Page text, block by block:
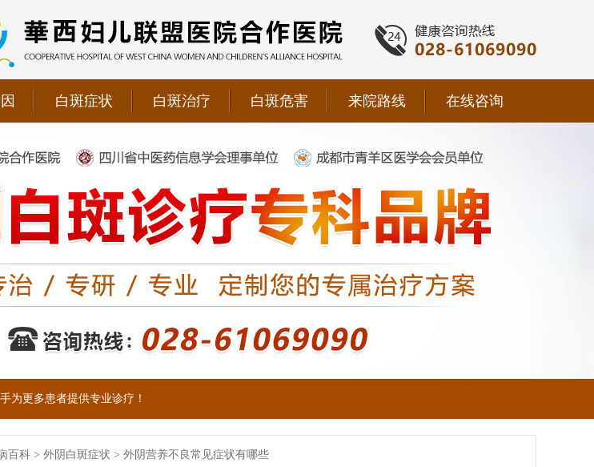
白斑症状 白斑治疗 白斑危害 来院路线 在线咨询
为更多患者提供专业诊疗！
持正规医院就诊
为更多患者提供专业诊疗！
坚持正规医院就诊
百科 > 外阴白斑症状 > 外阴营养不良常见症状有哪些